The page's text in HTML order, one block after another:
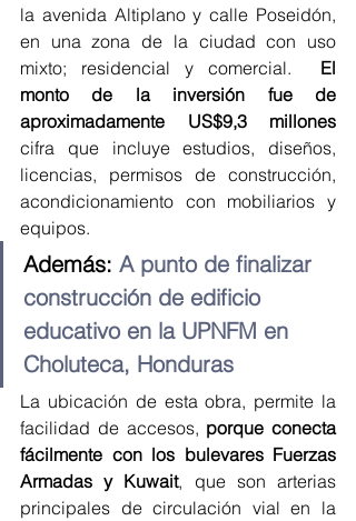
la avenida Altiplano y calle Poseidón,
en una zona de la ciudad con uso
mixto; residencial y comercial. El
monto de la inversión fue de
aproximadamente US$9,3 millones
cifra que incluye estudios, diseños,
licencias, permisos de construcción,
acondicionamiento con mobiliarios y
equipos.
Además: A punto de finalizar
construcción de edificio
educativo en la UPNFM en
Choluteca, Honduras
La ubicación de esta obra, permite la
facilidad de accesos, porque conecta
fácilmente con los bulevares Fuerzas
Armadas y Kuwait, que son arterias
principales de circulación vial en la